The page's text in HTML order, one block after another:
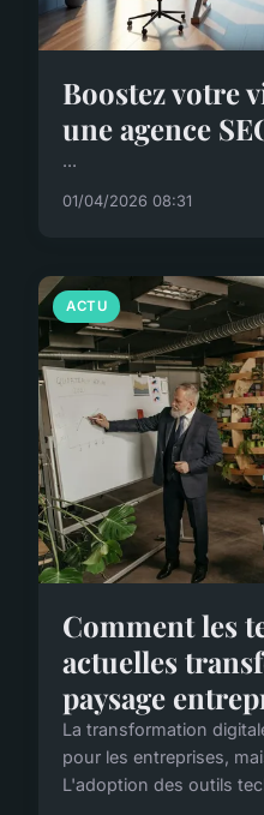
Boostez votre
une agence
...
01/04/2026 08:31
ACTU
Comment les
actuelles
paysage
La transformation
pour les entreprises,
L'adoption des outils